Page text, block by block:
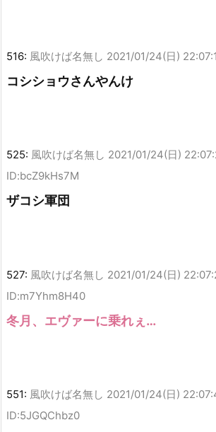
516: 風吹けば名無し 2021/01/24(日)
コシショウさんやんけ
525: 風吹けば名無し 2021/01/24(日)
ID:bcZ9kHs7M
ザコシ軍団
527: 風吹けば名無し 2021/01/24(日)
ID:m7Yhm8H40
冬月、エヴァーに乗れぇ…
551: 風吹けば名無し 2021/01/24(日)
ID:5JGQChbz0